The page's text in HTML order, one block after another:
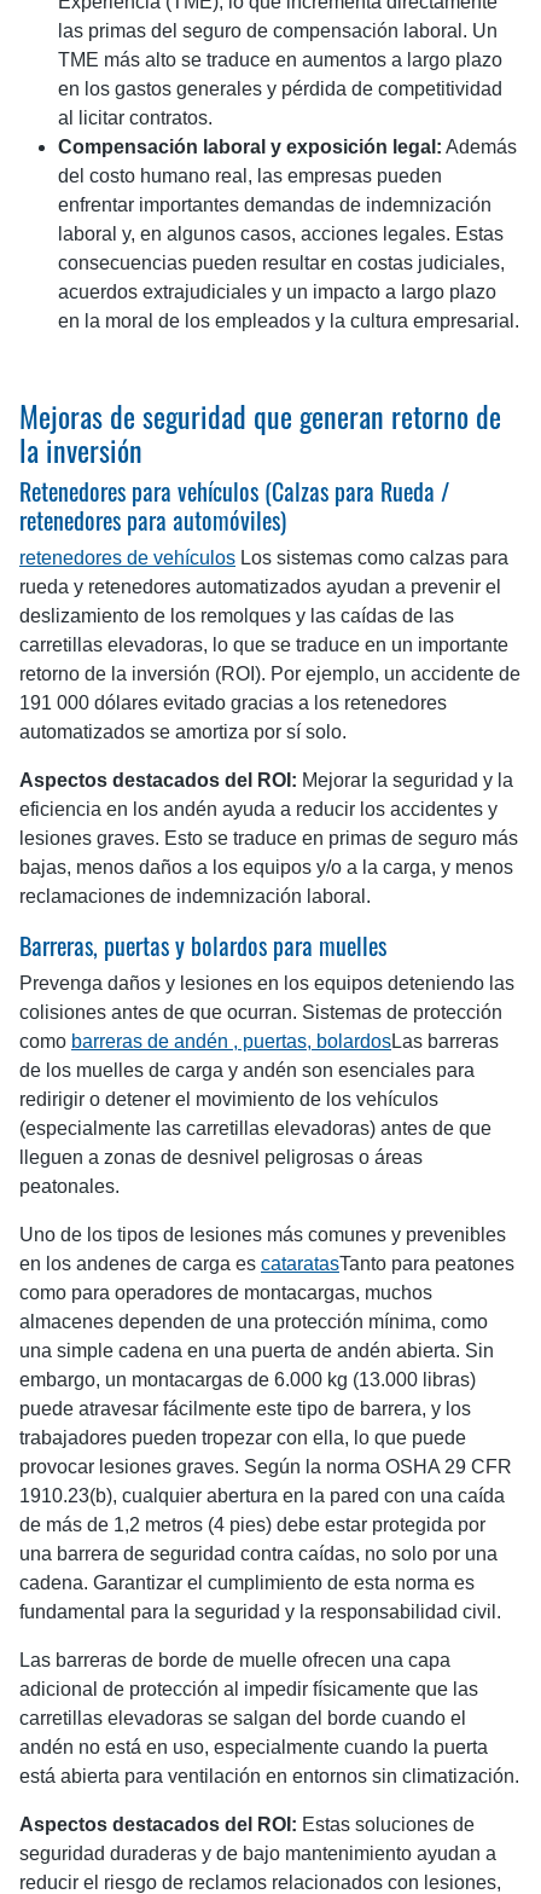
las primas del seguro de compensación laboral. Un
TME más alto se traduce en aumentos a largo plazo
en los gastos generales y pérdida de competitividad
al licitar contratos.
Compensación laboral y exposición legal: Además
del costo humano real, las empresas pueden
enfrentar importantes demandas de indemnización
laboral y, en algunos casos, acciones legales. Estas
consecuencias pueden resultar en costas judiciales,
acuerdos extrajudiciales y un impacto a largo plazo
en la moral de los empleados y la cultura empresarial.
Mejoras de seguridad que generan retorno de
la inversión
Retenedores para vehículos (Calzas para Rueda /
retenedores para automóviles)
retenedores de vehículos Los sistemas como calzas para
rueda y retenedores automatizados ayudan a prevenir el
deslizamiento de los remolques y las caídas de las
carretillas elevadoras, lo que se traduce en un importante
retorno de la inversión (ROI). Por ejemplo, un accidente de
191 000 dólares evitado gracias a los retenedores
automatizados se amortiza por sí solo.
Aspectos destacados del ROI: Mejorar la seguridad y la
eficiencia en los andén ayuda a reducir los accidentes y
lesiones graves. Esto se traduce en primas de seguro más
bajas, menos daños a los equipos y/o a la carga, y menos
reclamaciones de indemnización laboral.
Barreras, puertas y bolardos para muelles
Prevenga daños y lesiones en los equipos deteniendo las
colisiones antes de que ocurran. Sistemas de protección
como barreras de andén , puertas, bolardosLas barreras
de los muelles de carga y andén son esenciales para
redirigir o detener el movimiento de los vehículos
(especialmente las carretillas elevadoras) antes de que
lleguen a zonas de desnivel peligrosas o áreas
peatonales.
Uno de los tipos de lesiones más comunes y prevenibles
en los andenes de carga es cataratasTanto para peatones
como para operadores de montacargas, muchos
almacenes dependen de una protección mínima, como
una simple cadena en una puerta de andén abierta. Sin
embargo, un montacargas de 6.000 kg (13.000 libras)
puede atravesar fácilmente este tipo de barrera, y los
trabajadores pueden tropezar con ella, lo que puede
provocar lesiones graves. Según la norma OSHA 29 CFR
1910.23(b), cualquier abertura en la pared con una caída
de más de 1,2 metros (4 pies) debe estar protegida por
una barrera de seguridad contra caídas, no solo por una
cadena. Garantizar el cumplimiento de esta norma es
fundamental para la seguridad y la responsabilidad civil.
Las barreras de borde de muelle ofrecen una capa
adicional de protección al impedir físicamente que las
carretillas elevadoras se salgan del borde cuando el
andén no está en uso, especialmente cuando la puerta
está abierta para ventilación en entornos sin climatización.
Aspectos destacados del ROI: Estas soluciones de
seguridad duraderas y de bajo mantenimiento ayudan a
reducir el riesgo de reclamos relacionados con lesiones,